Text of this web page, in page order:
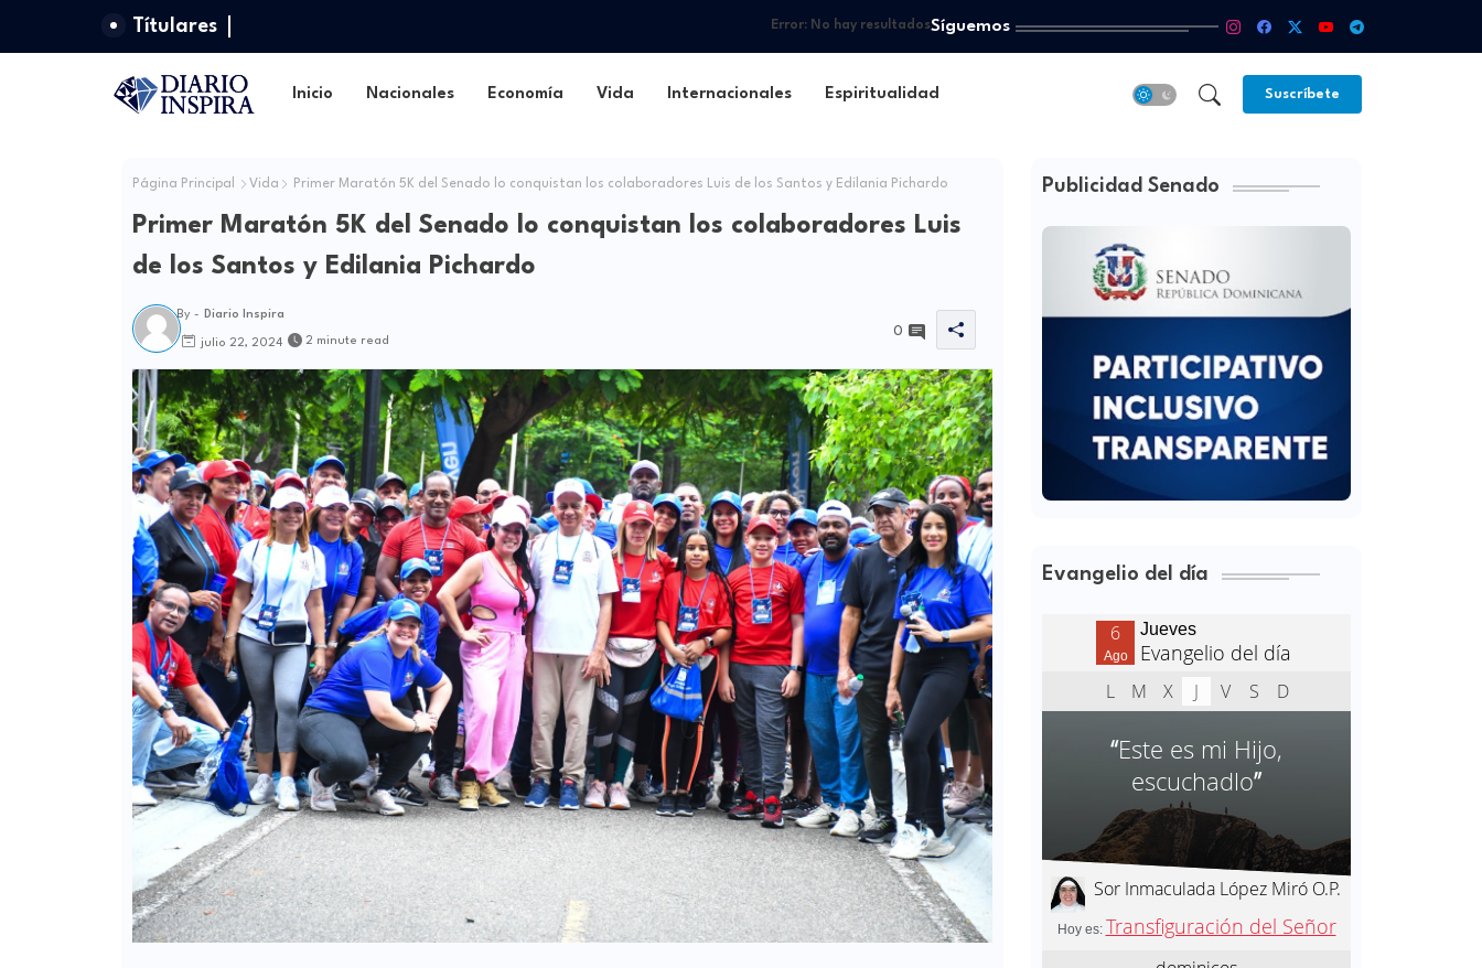
Títulares Error:No hay resultadosSíguemos
Inicio Nacionales Economía Vida Internacionales Espiritualidad Suscríbete
Página Principal Vida Primer Maratón 5K del Senado lo conquistan los colaboradores Luis de los Santos y Edilania Pichardo
Primer Maratón 5K del Senado lo conquistan los colaboradores Luis
de los Santos y Edilania Pichardo
By - Diario Inspira
julio 22, 2024 2 minute read
0
Publicidad Senado
Evangelio del día